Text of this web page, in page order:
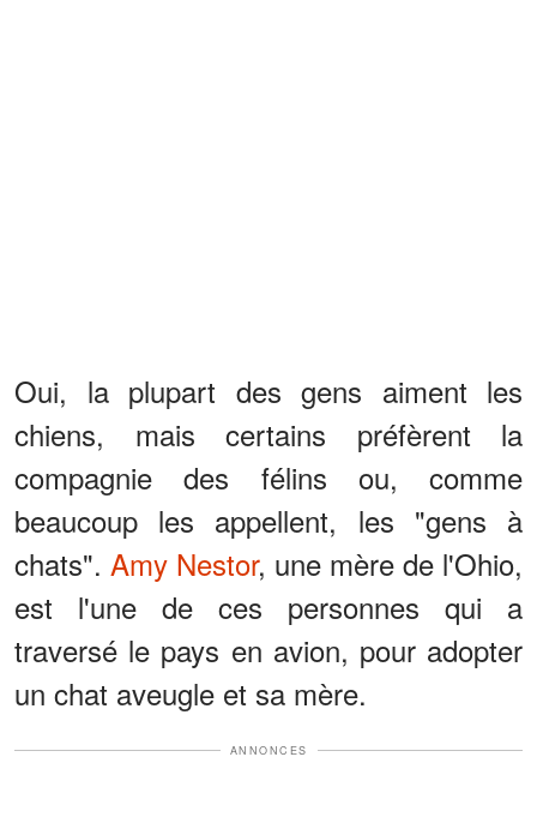
Oui, la plupart des gens aiment les
chiens, mais certains préfèrent la
compagnie des félins ou, comme
beaucoup les appellent, les "gens à
chats". Amy Nestor, une mère de l'Ohio,
est l'une de ces personnes qui a
traversé le pays en avion, pour adopter
un chat aveugle et sa mère.
ANNONCES